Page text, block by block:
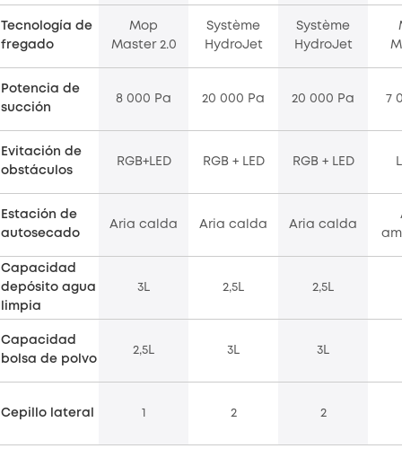
Tecnología de
fregado
Mop
Master 2.0
Système
HydroJet
Système
HydroJet
Potencia de
succión
8 000 Pa 20 000 Pa 20 000 Pa 7
Evitación de
obstáculos
RGB+LED RGB + LED RGB + LED
Estación de
autosecado
Aria calda Aria calda Aria calda
Capacidad
depósito agua
limpia
3L 2,5L 2,5L
Capacidad
bolsa de polvo
2,5L 3L 3L
Cepillo lateral 2 2